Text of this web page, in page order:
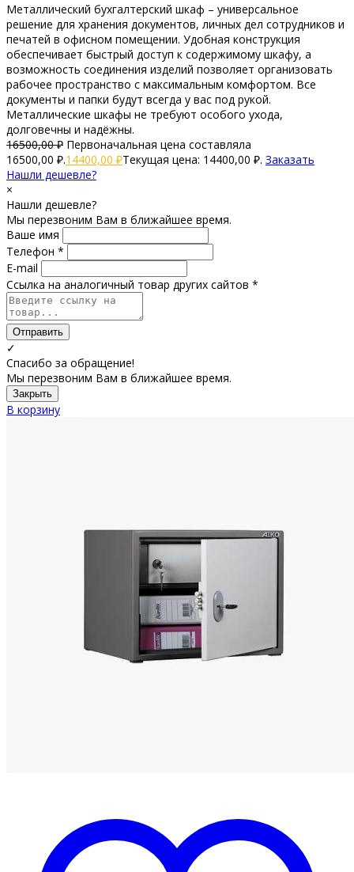
Металлический бухгалтерский шкаф – универсальное
решение для хранения документов, личных дел сотрудников и
печатей в офисном помещении. Удобная конструкция
обеспечивает быстрый доступ к содержимому шкафу, а
возможность соединения изделий позволяет организовать
рабочее пространство с максимальным комфортом. Все
документы и папки будут всегда у вас под рукой.
Металлические шкафы не требуют особого ухода,
долговечны и надёжны.
16500,00₽ Первоначальная цена составляла
16500,00 ₽.14400,00 ₽Текущая цена: 14400,00 ₽. Заказать
Нашли дешевле?
×
Нашли дешевле?
Мы перезвоним Вам в ближайшее время.
Ваше имя
Телефон *
E-mail
Ссылка на аналогичный товар других сайтов *
Отправить
✓
Спасибо за обращение!
Мы перезвоним Вам в ближайшее время.
Закрыть
В корзину